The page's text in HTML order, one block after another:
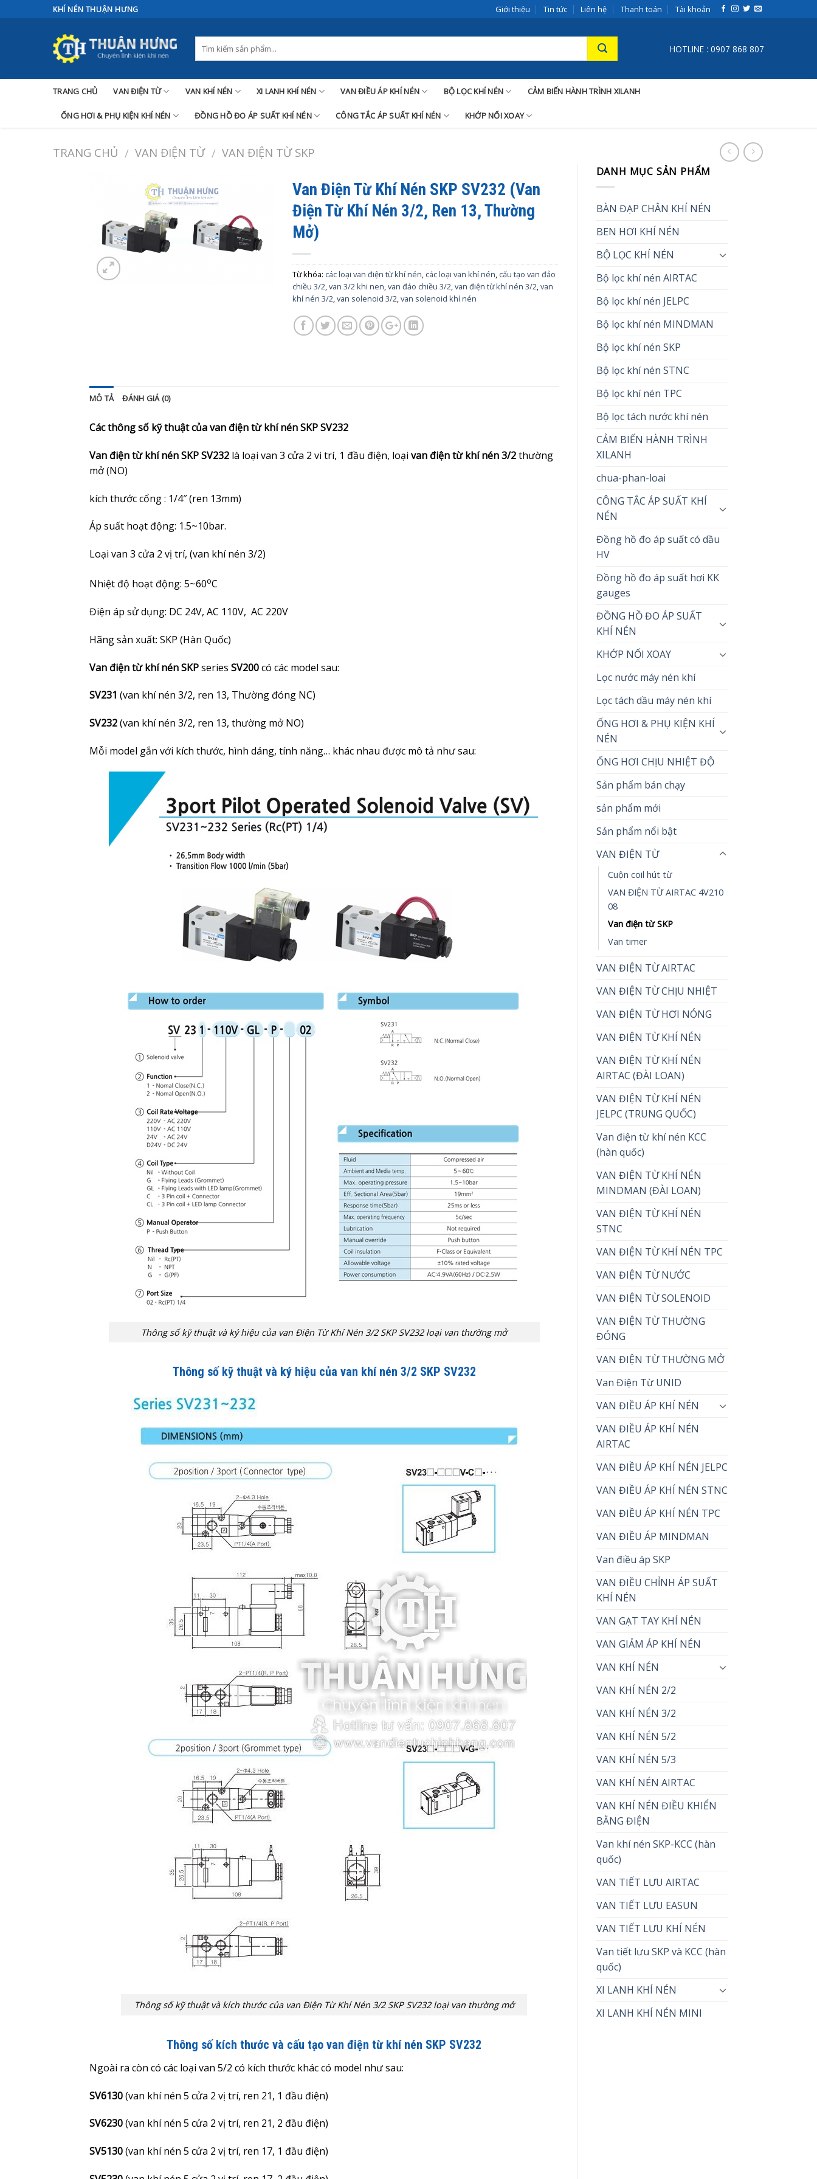
to
KHÍ NÉN THUẬN HƯNG Giới thiệu Tin tức Liên hệ Thanh toán Tài khoản
HOTLINE : 0907 868 807
TRANG CHỦ VAN ĐIỆN TỪ VAN KHÍ NÉN XI LANH KHÍ NÉN VAN ĐIỀU ÁP KHÍ NÉN BỘ LỌC KHÍ NÉN CẢM BIẾN HÀNH TRÌNH XILANH
ỐNG HƠI & PHỤ KIỆN KHÍ NÉN ĐỒNG HỒ ĐO ÁP SUẤT KHÍ NÉN CÔNG TẮC ÁP SUẤT KHÍ NÉN KHỚP NỐI XOAY
TRANG CHỦ / VAN ĐIỆN TỪ / VAN ĐIỆN TỪ SKP
Van Điện Từ Khí Nén SKP SV232 (Van
Điện Từ Khí Nén 3/2, Ren 13, Thường
Mở)
Từ khóa: các loại van điện từ khí nén, các loại van khí nén, cấu tạo van đảo
chiều 3/2,van 3/2 khi nen,van đảo chiều 3/2,van điện từ khí nén 3/2,van
khí nén 3/2,van solenoid 3/2,van solenoid khí nén
MÔ TẢ ĐÁNH GIÁ (0)
Các thông số kỹ thuật của van điện từ khí nén SKP SV232
Van điện từ khí nén SKP SV232 là loại van 3 cửa 2 vi trí, 1 đầu điện, loại van điện từ khí nén 3/2thường
mở (NO)
kích thước cổng : 1/4″ (ren 13mm)
Áp suất hoạt động: 1.5~10bar.
Loại van 3 cửa 2 vị trí, (van khí nén 3/2)
Nhiệt độ hoạt động: 5~60oC
Điện áp sử dụng: DC 24V, AC 110V, AC 220V
Hãng sản xuất: SKP (Hàn Quốc)
Van điện từ khí nén SKPseries SV200có các model sau:
SV231 (van khí nén 3/2, ren 13, Thường đóng NC)
SV232(van khí nén 3/2, ren 13, thường mở NO)
Mỗi model gắn với kích thước, hình dáng, tính năng… khác nhau được mô tả như sau:
Thông số kỹ thuật và ký hiệu của van Điện Từ Khí Nén 3/2 SKP SV232 loại van thường mở
Thông số kỹ thuật và ký hiệu của van khí nén 3/2 SKP SV232
Thông số kỹ thuật và kích thước của van Điện Từ Khí Nén 3/2 SKP SV232 loại van thường mở
Thông số kích thước và cấu tạo van điện từ khí nén SKP SV232
Ngoài ra còn có các loại van 5/2 có kích thước khác có model như sau:
SV6130(van khí nén 5 cửa 2 vị trí, ren 21, 1 đầu điện)
SV6230(van khí nén 5 cửa 2 vị trí, ren 21, 2 đầu điện)
SV5130(van khí nén 5 cửa 2 vị trí, ren 17, 1 đầu điện)
DANH MỤC SẢN PHẨM
BÀN ĐẠP CHÂN KHÍ NÉN
BEN HƠI KHÍ NÉN
BỘ LỌC KHÍ NÉN
Bộ lọc khí nén AIRTAC
Bộ lọc khí nén JELPC
Bộ lọc khí nén MINDMAN
Bộ lọc khí nén SKP
Bộ lọc khí nén STNC
Bộ lọc khí nén TPC
Bộ lọc tách nước khí nén
CẢM BIẾN HÀNH TRÌNH
XILANH
chua-phan-loai
CÔNG TẮC ÁP SUẤT KHÍ
NÉN
Đồng hồ đo áp suất có dầu
HV
Đồng hồ đo áp suất hơi KK
gauges
ĐỒNG HỒ ĐO ÁP SUẤT
KHÍ NÉN
KHỚP NỐI XOAY
Lọc nước máy nén khí
Lọc tách dầu máy nén khí
ỐNG HƠI & PHỤ KIỆN KHÍ
NÉN
ỐNG HƠI CHỊU NHIỆT ĐỘ
Sản phẩm bán chạy
sản phẩm mới
Sản phẩm nổi bật
VAN ĐIỆN TỪ
Cuộn coil hút từ
VAN ĐIỆN TỪ AIRTAC 4V210
08
Van điện từ SKP
Van timer
VAN ĐIỆN TỪ AIRTAC
VAN ĐIỆN TỪ CHỊU NHIỆT
VAN ĐIỆN TỪ HƠI NÓNG
VAN ĐIỆN TỪ KHÍ NÉN
VAN ĐIỆN TỪ KHÍ NÉN
AIRTAC (ĐÀI LOAN)
VAN ĐIỆN TỪ KHÍ NÉN
JELPC (TRUNG QUỐC)
Van điện từ khí nén KCC
(hàn quốc)
VAN ĐIỆN TỪ KHÍ NÉN
MINDMAN (ĐÀI LOAN)
VAN ĐIỆN TỪ KHÍ NÉN
STNC
VAN ĐIỆN TỪ KHÍ NÉN TPC
VAN ĐIỆN TỪ NƯỚC
VAN ĐIỆN TỪ SOLENOID
VAN ĐIỆN TỪ THƯỜNG
ĐÓNG
VAN ĐIỆN TỪ THƯỜNG MỞ
Van Điện Từ UNID
VAN ĐIỀU ÁP KHÍ NÉN
VAN ĐIỀU ÁP KHÍ NÉN
AIRTAC
VAN ĐIỀU ÁP KHÍ NÉN JELPC
VAN ĐIỀU ÁP KHÍ NÉN STNC
VAN ĐIỀU ÁP KHÍ NÉN TPC
VAN ĐIỀU ÁP MINDMAN
Van điều áp SKP
VAN ĐIỀU CHỈNH ÁP SUẤT
KHÍ NÉN
VAN GẠT TAY KHÍ NÉN
VAN GIẢM ÁP KHÍ NÉN
VAN KHÍ NÉN
VAN KHÍ NÉN 2/2
VAN KHÍ NÉN 3/2
VAN KHÍ NÉN 5/2
VAN KHÍ NÉN 5/3
VAN KHÍ NÉN AIRTAC
VAN KHÍ NÉN ĐIỀU KHIỂN
BẰNG ĐIỆN
Van khí nén SKP-KCC (hàn
quốc)
VAN TIẾT LƯU AIRTAC
VAN TIẾT LƯU EASUN
VAN TIẾT LƯU KHÍ NÉN
Van tiết lưu SKP và KCC (hàn
quốc)
XI LANH KHÍ NÉN
XI LANH KHÍ NÉN MINI